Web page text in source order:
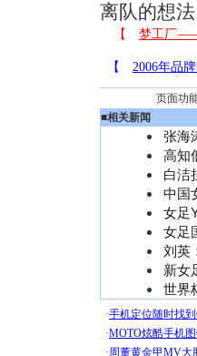
离队的想法
页面功
■相关新闻
张海
高知
白洁
中国
女足
女足
刘英
新女
世界